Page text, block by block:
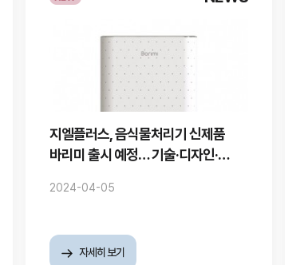
지엘플러스, 음식물처리기 신제품
바리미 출시 예정… 기술·디자인·
2024-04-05
자세히 보기